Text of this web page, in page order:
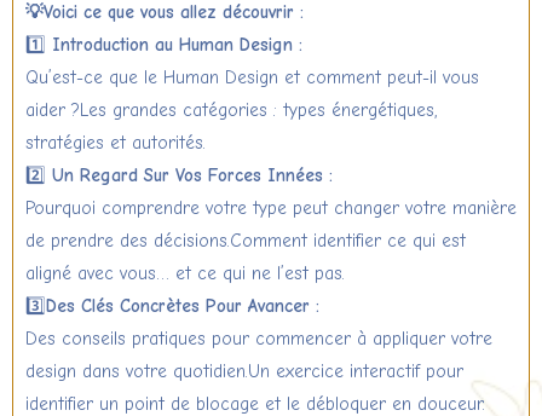
💡Voici ce que vous allez découvrir :
1️⃣ Introduction au Human Design :
Qu’est-ce que le Human Design et comment peut-il vous
aider ?Les grandes catégories : types énergétiques,
stratégies et autorités.
2️⃣ Un Regard Sur Vos Forces Innées :
Pourquoi comprendre votre type peut changer votre manière
de prendre des décisions.Comment identifier ce qui est
aligné avec vous… et ce qui ne l’est pas.
3️⃣Des Clés Concrètes Pour Avancer :
Des conseils pratiques pour commencer à appliquer votre
design dans votre quotidien.Un exercice interactif pour
identifier un point de blocage et le débloquer en douceur.